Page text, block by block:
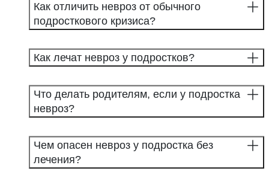
Как отличить невроз от обычного
подросткового кризиса?
Как лечат невроз у подростков?
Что делать родителям, если у подростка
невроз?
Чем опасен невроз у подростка без
лечения?